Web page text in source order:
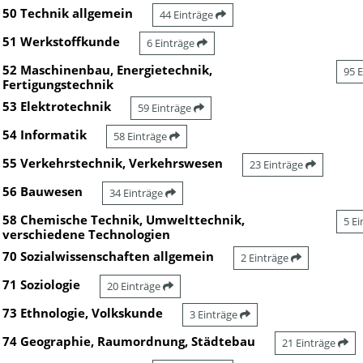
50 Technik allgemein 44 Einträge
51 Werkstoffkunde 6 Einträge
52 Maschinenbau, Energietechnik,
Fertigungstechnik
95
53 Elektrotechnik 59 Einträge
54 Informatik 58 Einträge
55 Verkehrstechnik, Verkehrswesen 23 Einträge
56 Bauwesen 34 Einträge
58 Chemische Technik, Umwelttechnik,
verschiedene Technologien
5
70 Sozialwissenschaften allgemein 2 Einträge
71 Soziologie 20 Einträge
73 Ethnologie, Volkskunde 3 Einträge
74 Geographie, Raumordnung, Städtebau 21 Einträge